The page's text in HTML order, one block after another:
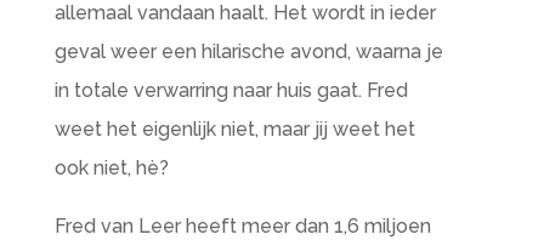
allemaal vandaan haalt. Het wordt in ieder
geval weer een hilarische avond, waarna je
in totale verwarring naar huis gaat. Fred
weet het eigenlijk niet, maar jij weet het
ook niet, hè?
Fred van Leer heeft meer dan 1,6 miljoen